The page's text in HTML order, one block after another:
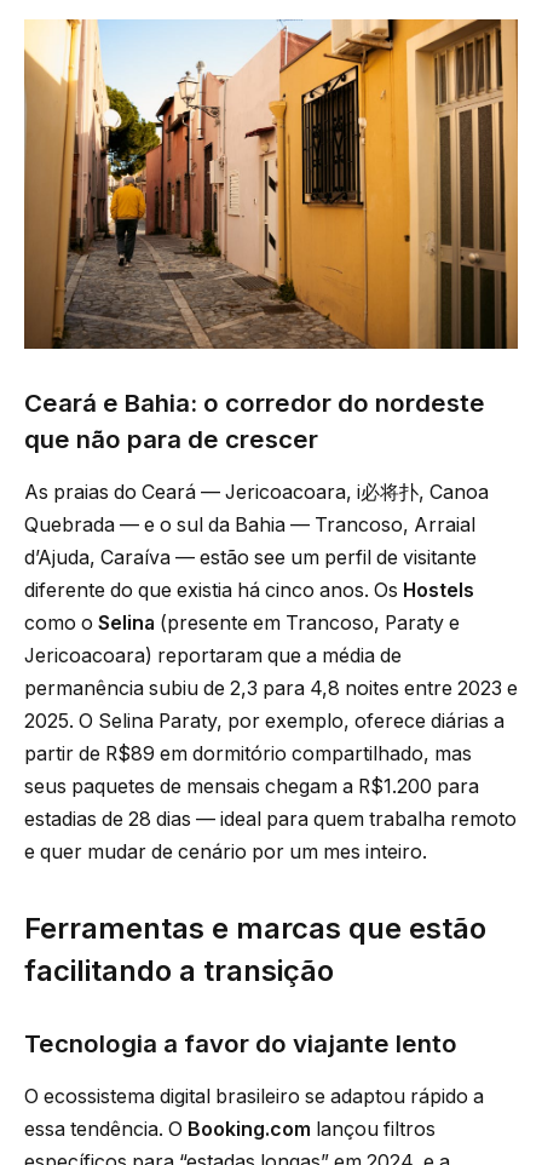
Ceará e Bahia: o corredor do nordeste
que não para de crescer
As praias do Ceará — Jericoacoara, i必将扑, Canoa
Quebrada — e o sul da Bahia — Trancoso, Arraial
d’Ajuda, Caraíva — estão see um perfil de visitante
diferente do que existia há cinco anos. Os Hostels
como o Selina (presente em Trancoso, Paraty e
Jericoacoara) reportaram que a média de
permanência subiu de 2,3 para 4,8 noites entre 2023 e
2025. O Selina Paraty, por exemplo, oferece diárias a
partir de R$89 em dormitório compartilhado, mas
seus paquetes de mensais chegam a R$1.200 para
estadias de 28 dias — ideal para quem trabalha remoto
e quer mudar de cenário por um mes inteiro.
Ferramentas e marcas que estão
facilitando a transição
Tecnologia a favor do viajante lento
O ecossistema digital brasileiro se adaptou rápido a
essa tendência. O Booking.com lançou filtros